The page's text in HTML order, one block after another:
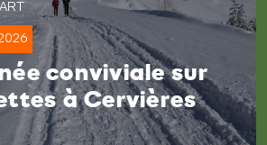
conviviale sur
à Cervières